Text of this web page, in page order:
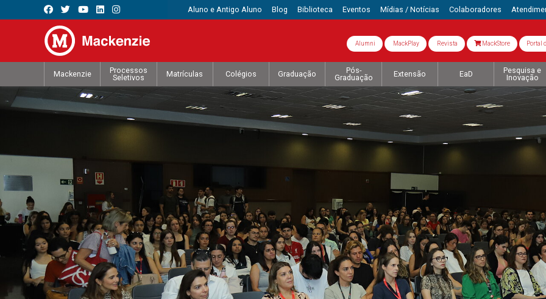
Aluno e Antigo Aluno Blog Biblioteca Eventos Mídias / Notícias Colaboradores
Alumni MackPlay Revista MackStore Portal
Mackenzie
Processos
Seletivos
Matrículas Colégios Graduação
Pós-
Graduação
Extensão EaD
Pesquisa e
Inovação